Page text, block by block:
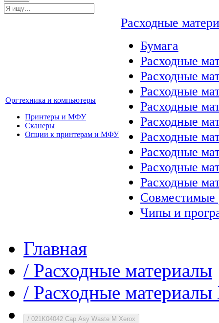
Оргтехника и компьютеры
Принтеры и МФУ
Сканеры
Опции к принтерам и МФУ
Расходные
Бумага
Расходные
Расходные
Расходные
Расходные
Расходные
Расходные
Расходные
Расходные
Расходные
Совместимые
Чипы и
Главная
/ Расходные материалы
/ Расходные
/ 021K04042 Cap Asy Waste M Xerox